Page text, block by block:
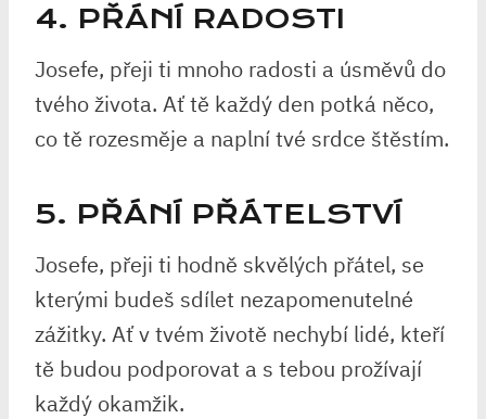
4. PŘÁNÍ RADOSTI
Josefe, přeji ti mnoho radosti a úsměvů do
tvého života. Ať tě každý den potká něco,
co tě rozesměje a naplní tvé srdce štěstím.
5. PŘÁNÍ PŘÁTELSTVÍ
Josefe, přeji ti hodně skvělých přátel, se
kterými budeš sdílet nezapomenutelné
zážitky. Ať v tvém životě nechybí lidé, kteří
tě budou podporovat a s tebou prožívají
každý okamžik.